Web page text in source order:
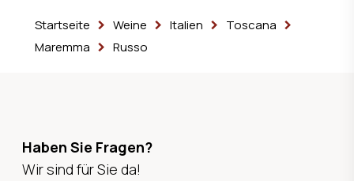
Startseite Weine Italien
Toscana
Maremma
Russo
Haben Sie Fragen?
Wir sind für Sie da!